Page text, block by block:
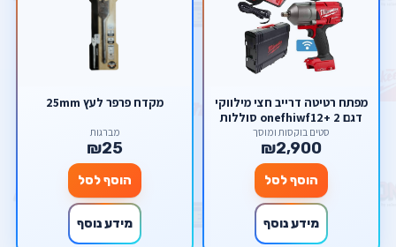
מפתח רטיטה דרייב חצי מילווקי
דגם onefhiwf12+ 2 סוללות
חמש אמפר + מטען מהיר
סטים בוקסות ומוסך
₪2,900
הוסף לסל
מידע נוסף
מקדח פרפר לעץ 25mm
מברגות
₪25
הוסף לסל
מידע נוסף